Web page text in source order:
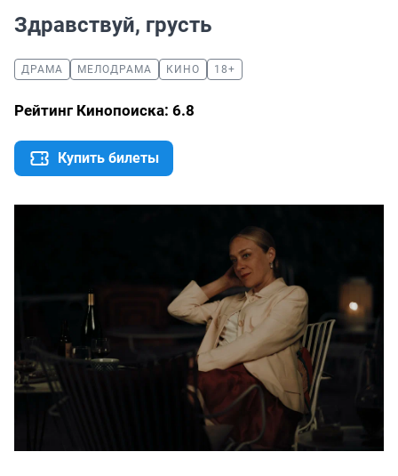
Здравствуй, грусть
ДРАМА МЕЛОДРАМА КИНО 18+
Рейтинг Кинопоиска: 6.8
Купить билеты